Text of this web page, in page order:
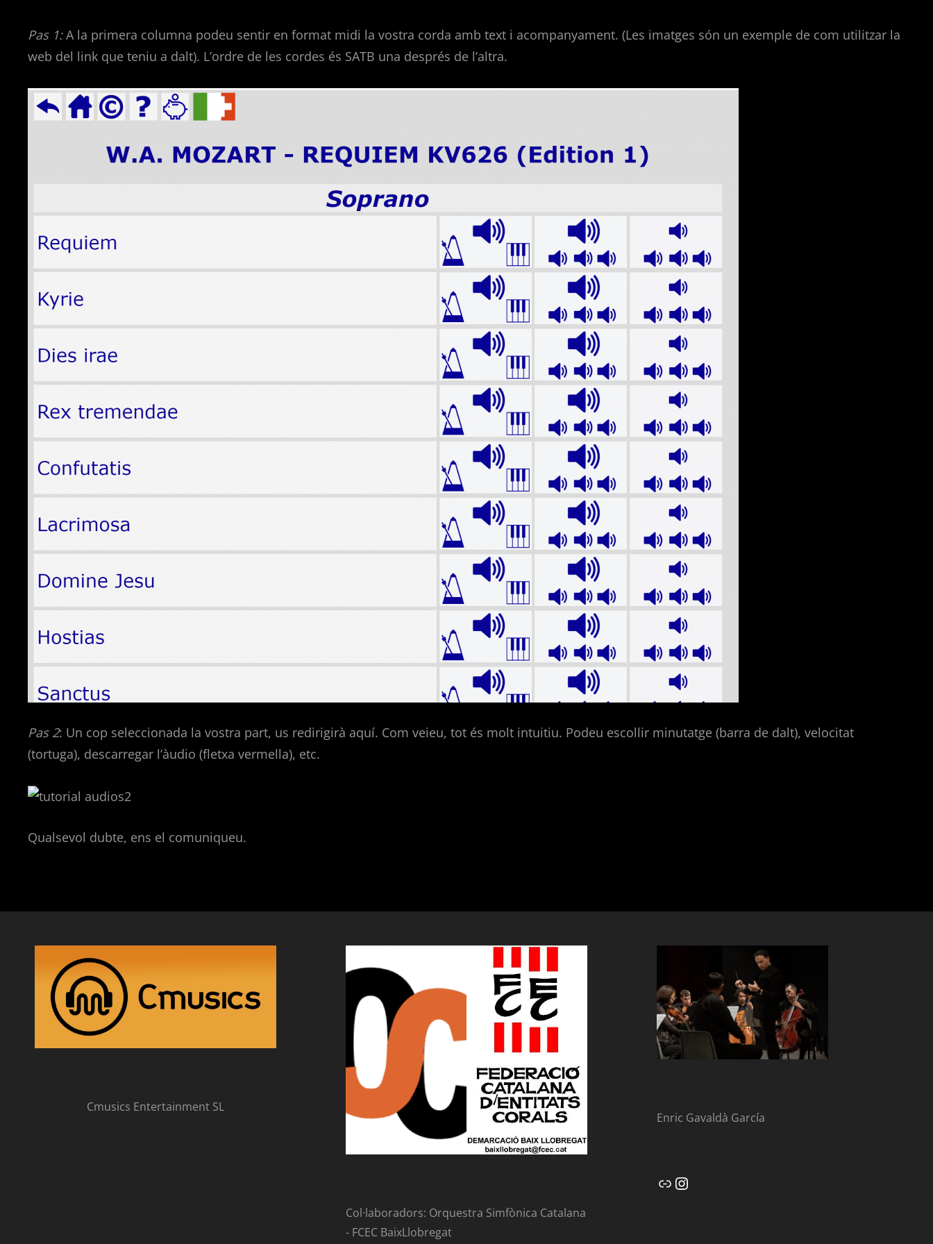
Pas 1:A la primera columna podeu sentir en format midi la vostra corda amb text i acompanyament. (Les imatges són un exemple de com utilitzar la
web del link que teniu a dalt). L’ordre de les cordes és SATB una després de l’altra.
Pas 2: Un cop seleccionada la vostra part, us redirigirà aquí. Com veieu, tot és molt intuitiu. Podeu escollir minutatge (barra de dalt), velocitat
(tortuga), descarregar l’àudio (fletxa vermella), etc.
Qualsevol dubte, ens el comuniqueu.
Cmusics Entertainment SL
Col·laboradors: Orquestra Simfònica Catalana
- FCEC BaixLlobregat
Enric Gavaldà García
EnlaceInstagram